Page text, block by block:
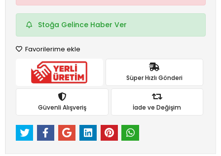
Stoğa Gelince Haber Ver
Favorilerime ekle
Süper Hızlı Gönderi
Güvenli Alışveriş İade ve Değişim